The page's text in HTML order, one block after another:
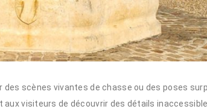
scènes vivantes de chasse ou des poses
visiteurs de découvrir des détails